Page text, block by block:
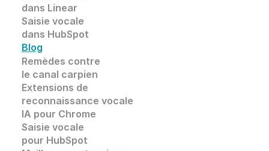
dans Linear
Saisie vocale
dans HubSpot
Blog
Remèdes contre
le canal carpien
Extensions de
reconnaissance vocale
IA pour Chrome
Saisie vocale
pour HubSpot